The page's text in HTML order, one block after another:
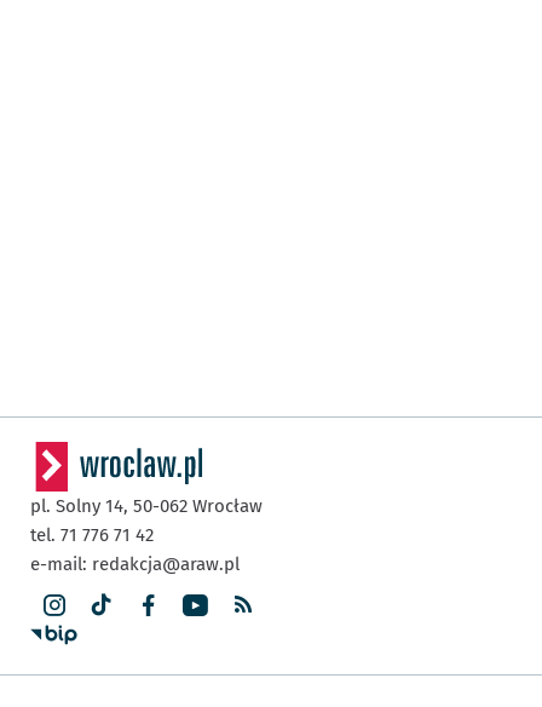
pl. Solny 14, 50-062 Wrocław
tel. 71 776 71 42
e-mail: redakcja@araw.pl